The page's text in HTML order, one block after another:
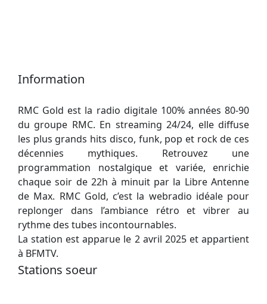
Information
RMC Gold est la radio digitale 100% années 80-90
du groupe RMC. En streaming 24/24, elle diffuse
les plus grands hits disco, funk, pop et rock de ces
décennies mythiques. Retrouvez une
programmation nostalgique et variée, enrichie
chaque soir de 22h à minuit par la Libre Antenne
de Max. RMC Gold, c’est la webradio idéale pour
replonger dans l’ambiance rétro et vibrer au
rythme des tubes incontournables.
La station est apparue le 2 avril 2025 et appartient
à BFMTV.
Stations soeur